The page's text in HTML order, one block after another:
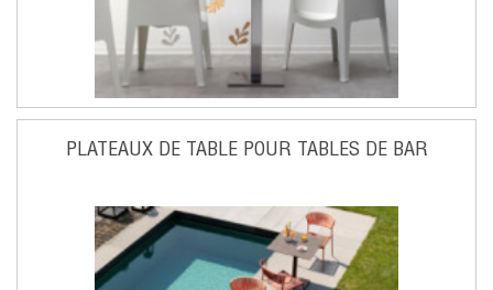
PLATEAUX DE TABLE POUR TABLES DE BAR